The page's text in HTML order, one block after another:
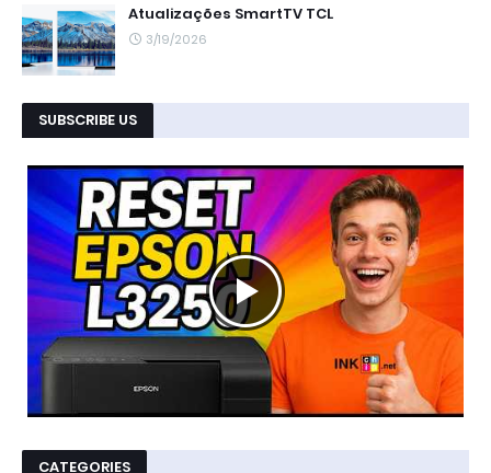
Atualizações SmartTV TCL
3/19/2026
SUBSCRIBE US
CATEGORIES